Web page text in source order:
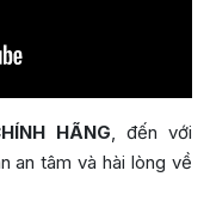
HÃNG, đến với
an tâm và hài lòng về